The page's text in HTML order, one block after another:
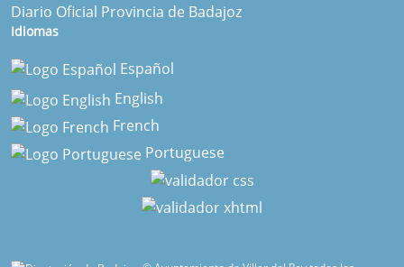
Diario Oficial Provincia de Badajoz
Idiomas
Español
English
French
Portuguese